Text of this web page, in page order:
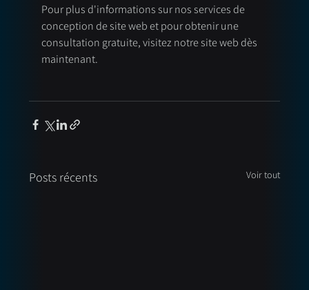
Pour plus d'informations sur nos services de
conception de site web et pour obtenir une
consultation gratuite, visitez notre site web dès
maintenant.
Posts récents Voir tout